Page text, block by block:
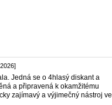
Jedná se o 4hlasý diskant a
a připravená k okamžitému
zajímavý a výjimečný nástroj ve